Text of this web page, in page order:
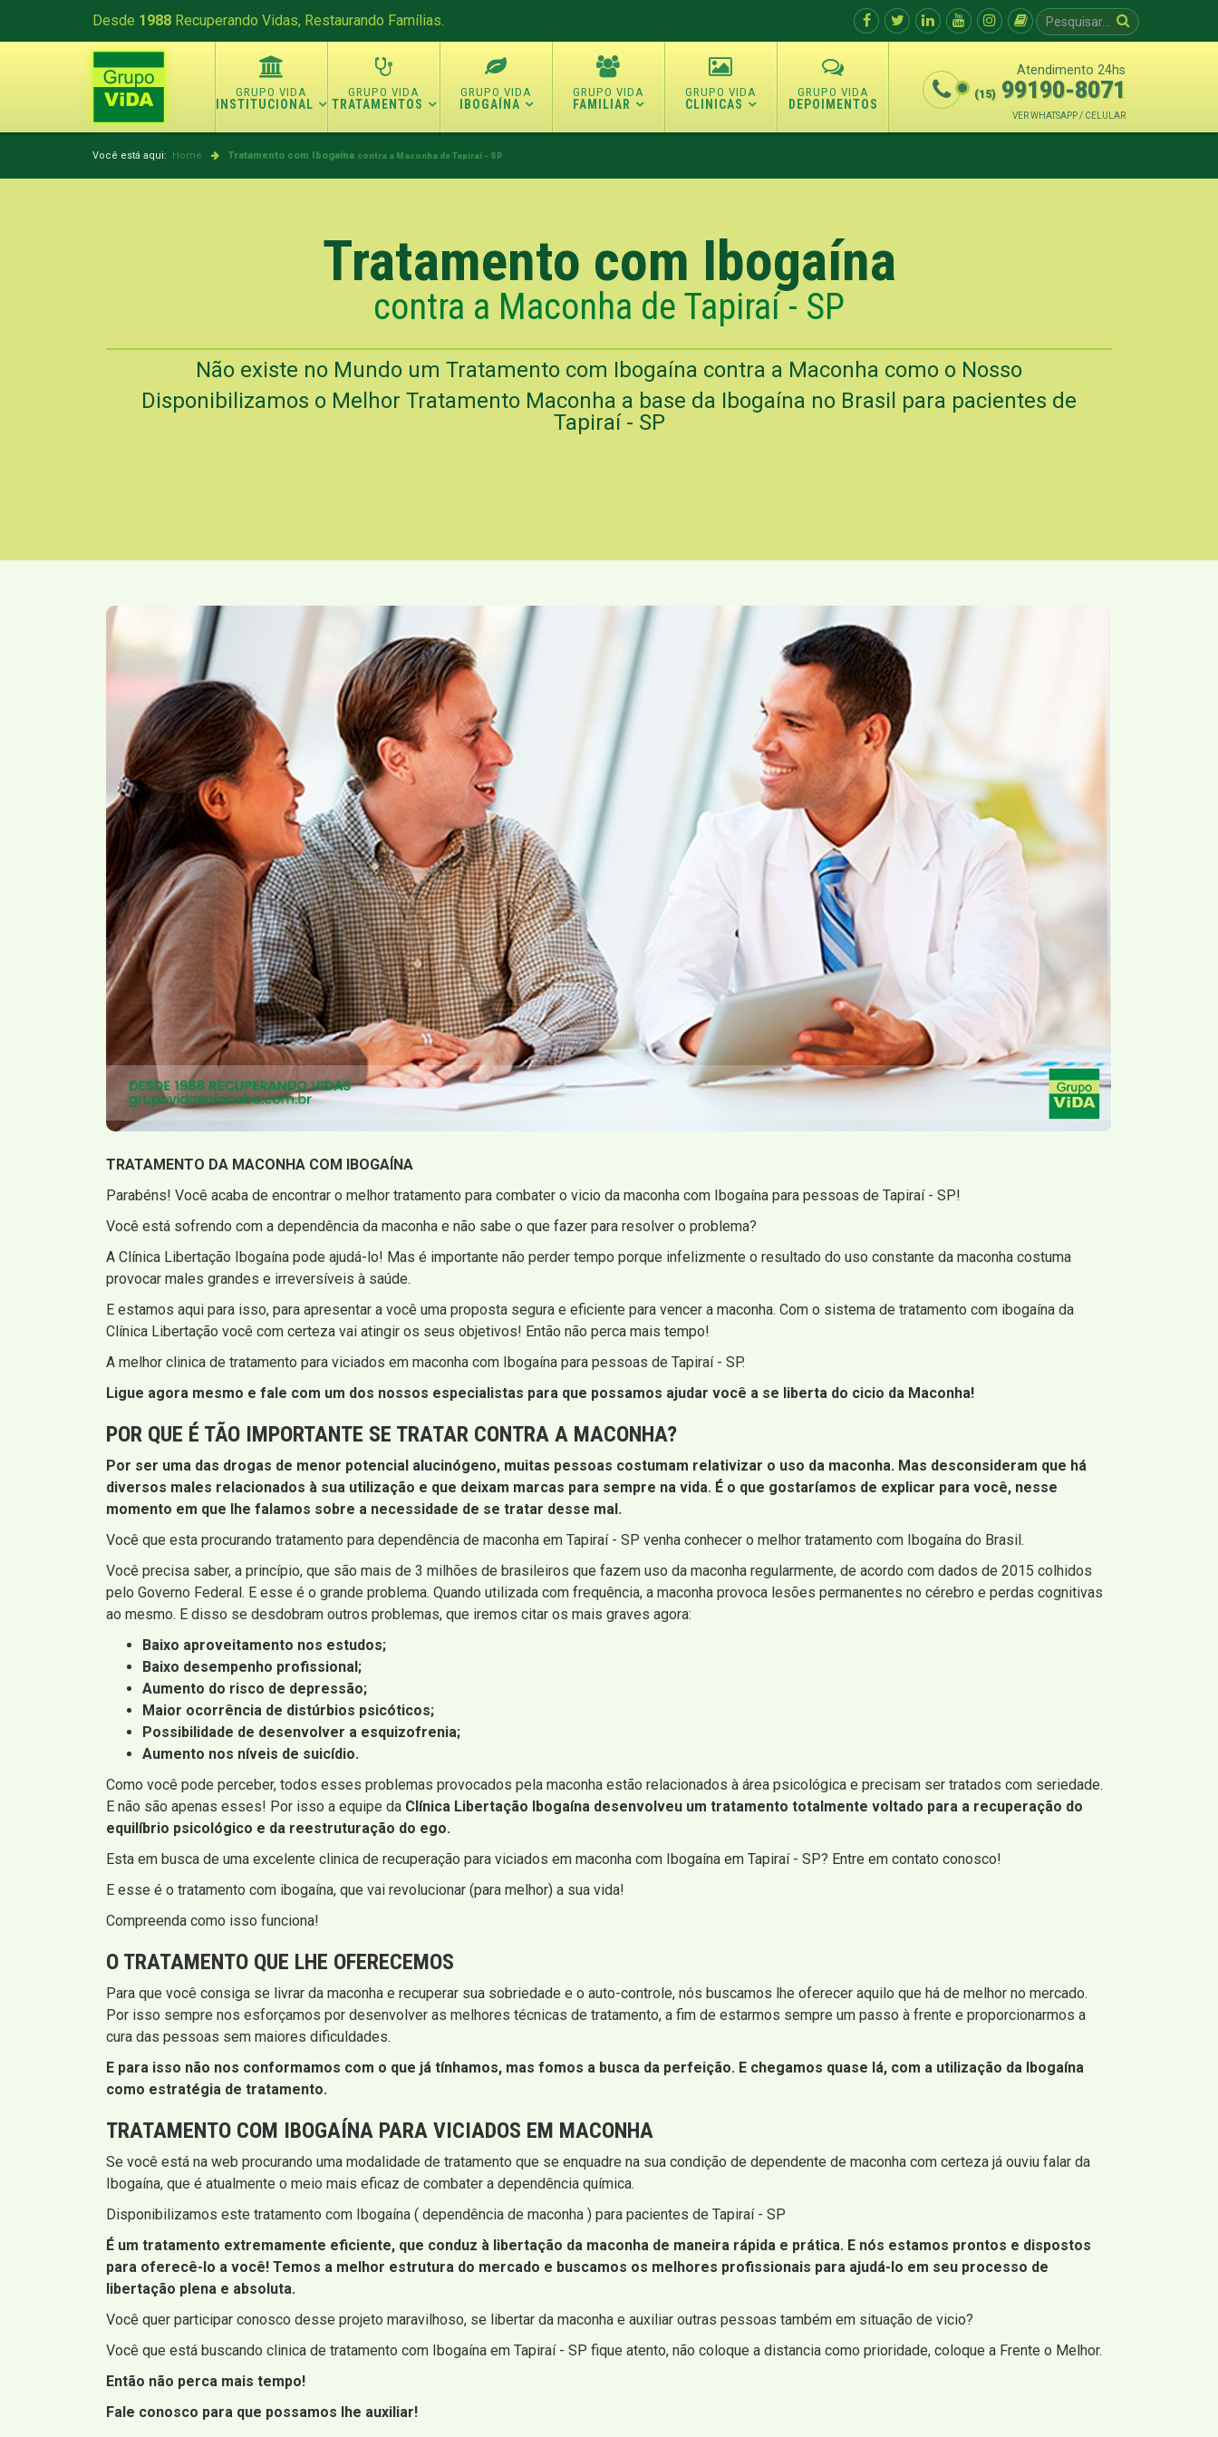
Desde 1988 Recuperando Vidas, Restaurando Famílias.
INSTITUCIONAL TRATAMENTOS IBOGAÍNA FAMILIAR CLINICAS DEPOIMENTOS
Atendimento 24hs
(15) 99190-8071
VER WHATSAPP / CELULAR
Você está aqui: Home Tratamento com Ibogaína contra a Maconha de Tapiraí - SP
Tratamento com Ibogaína
contra a Maconha de Tapiraí - SP
Não existe no Mundo um Tratamento com Ibogaína contra a Maconha como o Nosso
Disponibilizamos o Melhor Tratamento Maconha a base da Ibogaína no Brasil para pacientes de
Tapiraí - SP
TRATAMENTO DA MACONHA COM IBOGAÍNA
Parabéns! Você acaba de encontrar o melhor tratamento para combater o vicio da maconha com Ibogaína para pessoas de Tapiraí - SP!
Você está sofrendo com a dependência da maconha e não sabe o que fazer para resolver o problema?
A Clínica Libertação Ibogaína pode ajudá-lo! Mas é importante não perder tempo porque infelizmente o resultado do uso constante da maconha costuma
provocar males grandes e irreversíveis à saúde.
E estamos aqui para isso, para apresentar a você uma proposta segura e eficiente para vencer a maconha. Com o sistema de tratamento com ibogaína da
Clínica Libertação você com certeza vai atingir os seus objetivos! Então não perca mais tempo!
A melhor clinica de tratamento para viciados em maconha com Ibogaína para pessoas de Tapiraí - SP.
Ligue agora mesmo e fale com um dos nossos especialistas para que possamos ajudar você a se liberta do cicio da Maconha!
POR QUE É TÃO IMPORTANTE SE TRATAR CONTRA A MACONHA?
Por ser uma das drogas de menor potencial alucinógeno, muitas pessoas costumam relativizar o uso da maconha. Mas desconsideram que há
diversos males relacionados à sua utilização e que deixam marcas para sempre na vida. É o que gostaríamos de explicar para você, nesse
momento em que lhe falamos sobre a necessidade de se tratar desse mal.
Você que esta procurando tratamento para dependência de maconha em Tapiraí - SP venha conhecer o melhor tratamento com Ibogaína do Brasil.
Você precisa saber, a princípio, que são mais de 3 milhões de brasileiros que fazem uso da maconha regularmente, de acordo com dados de 2015 colhidos
pelo Governo Federal. E esse é o grande problema. Quando utilizada com frequência, a maconha provoca lesões permanentes no cérebro e perdas cognitivas
ao mesmo. E disso se desdobram outros problemas, que iremos citar os mais graves agora:
Baixo aproveitamento nos estudos;
Baixo desempenho profissional;
Aumento do risco de depressão;
Maior ocorrência de distúrbios psicóticos;
Possibilidade de desenvolver a esquizofrenia;
Aumento nos níveis de suicídio.
Como você pode perceber, todos esses problemas provocados pela maconha estão relacionados à área psicológica e precisam ser tratados com seriedade.
E não são apenas esses! Por isso a equipe da Clínica Libertação Ibogaína desenvolveu um tratamento totalmente voltado para a recuperação do
equilíbrio psicológico e da reestruturação do ego.
Esta em busca de uma excelente clinica de recuperação para viciados em maconha com Ibogaína em Tapiraí - SP? Entre em contato conosco!
E esse é o tratamento com ibogaína, que vai revolucionar (para melhor) a sua vida!
Compreenda como isso funciona!
O TRATAMENTO QUE LHE OFERECEMOS
Para que você consiga se livrar da maconha e recuperar sua sobriedade e o auto-controle, nós buscamos lhe oferecer aquilo que há de melhor no mercado.
Por isso sempre nos esforçamos por desenvolver as melhores técnicas de tratamento, a fim de estarmos sempre um passo à frente e proporcionarmos a
cura das pessoas sem maiores dificuldades.
E para isso não nos conformamos com o que já tínhamos, mas fomos a busca da perfeição. E chegamos quase lá, com a utilização da Ibogaína
como estratégia de tratamento.
TRATAMENTO COM IBOGAÍNA PARA VICIADOS EM MACONHA
Se você está na web procurando uma modalidade de tratamento que se enquadre na sua condição de dependente de maconha com certeza já ouviu falar da
Ibogaína, que é atualmente o meio mais eficaz de combater a dependência química.
Disponibilizamos este tratamento com Ibogaína ( dependência de maconha ) para pacientes de Tapiraí - SP
É um tratamento extremamente eficiente, que conduz à libertação da maconha de maneira rápida e prática. E nós estamos prontos e dispostos
para oferecê-lo a você! Temos a melhor estrutura do mercado e buscamos os melhores profissionais para ajudá-lo em seu processo de
libertação plena e absoluta.
Você quer participar conosco desse projeto maravilhoso, se libertar da maconha e auxiliar outras pessoas também em situação de vicio?
Você que está buscando clinica de tratamento com Ibogaína em Tapiraí - SP fique atento, não coloque a distancia como prioridade, coloque a Frente o Melhor.
Então não perca mais tempo!
Fale conosco para que possamos lhe auxiliar!